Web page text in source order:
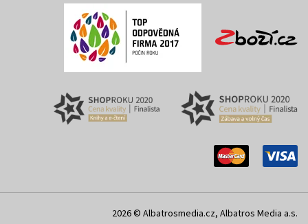
2026 © Albatrosmedia.cz, Albatros Media a.s.